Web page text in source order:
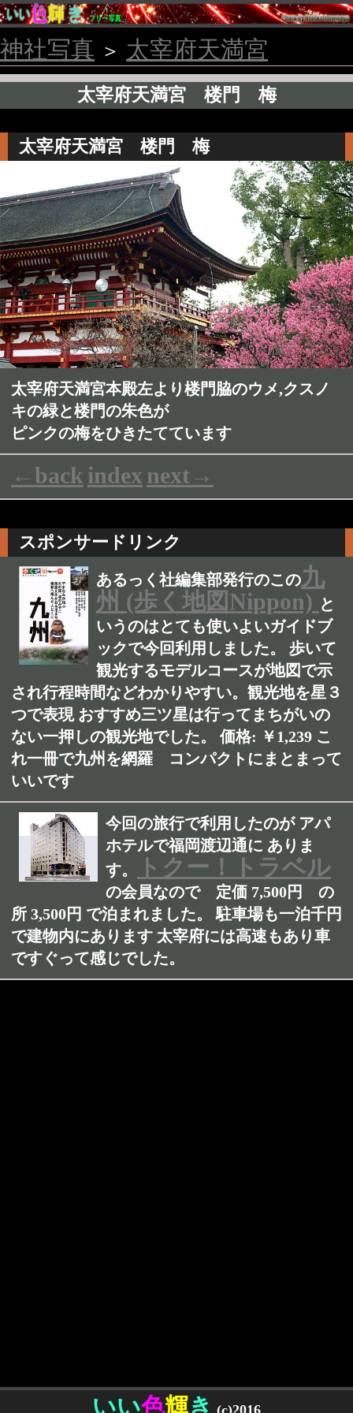
神社写真 ＞ 太宰府天満宮
太宰府天満宮 楼門 梅
太宰府天満宮 楼門 梅
太宰府天満宮本殿左より楼門脇のウメ,クスノ
キの緑と楼門の朱色が
ピンクの梅をひきたてています
←back index next→
スポンサードリンク
あるっく社編集部発行のこの九
州 (歩く地図Nippon) と
いうのはとても使いよいガイドブ
ックで今回利用しました。 歩いて
観光するモデルコースが地図で示
され行程時間などわかりやすい。観光地を星３
つで表現 おすすめ三ツ星は行ってまちがいの
ない一押しの観光地でした。 価格: ￥1,239 こ
れ一冊で九州を網羅 コンパクトにまとまって
いいです
今回の旅行で利用したのが アパ
ホテルで福岡渡辺通に ありま
す。
トクー！トラベル
の会員なので 定価 7,500円 の
所 3,500円 で泊まれました。 駐車場も一泊千円
で建物内にあります 太宰府には高速もあり車
ですぐって感じでした。
いい色輝き (c)2016